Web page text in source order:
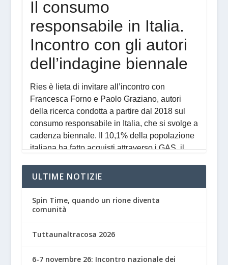
ULTIME NOTIZIE
Spin Time, quando un rione diventa
comunità
Tuttaunaltracosa 2026
6-7 novembre 26: Incontro nazionale dei